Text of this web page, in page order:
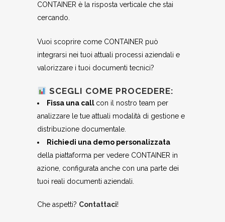
CONTAINER è la risposta verticale che stai
cercando.
Vuoi scoprire come CONTAINER può
integrarsi nei tuoi attuali processi aziendali e
valorizzare i tuoi documenti tecnici?
SCEGLI COME PROCEDERE:
Fissa una call con il nostro team per
analizzare le tue attuali modalità di gestione e
distribuzione documentale.
Richiedi una demo personalizzata
della piattaforma per vedere CONTAINER in
azione, configurata anche con una parte dei
tuoi reali documenti aziendali.
Che aspetti? Contattaci!